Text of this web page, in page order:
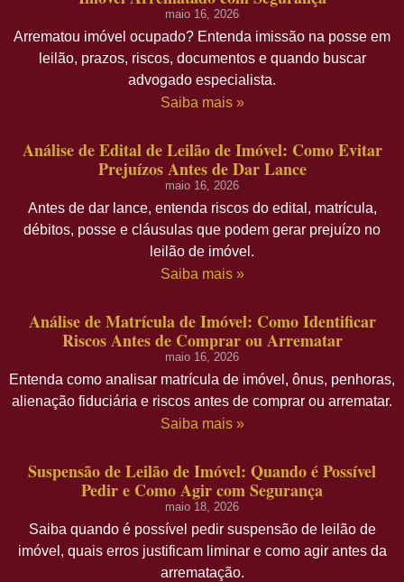
maio 16, 2026
Arrematou imóvel ocupado? Entenda imissão na posse em
leilão, prazos, riscos, documentos e quando buscar
advogado especialista.
Saiba mais »
Análise de Edital de Leilão de Imóvel: Como Evitar
Prejuízos Antes de Dar Lance
maio 16, 2026
Antes de dar lance, entenda riscos do edital, matrícula,
débitos, posse e cláusulas que podem gerar prejuízo no
leilão de imóvel.
Saiba mais »
Análise de Matrícula de Imóvel: Como Identificar
Riscos Antes de Comprar ou Arrematar
maio 16, 2026
Entenda como analisar matrícula de imóvel, ônus, penhoras,
alienação fiduciária e riscos antes de comprar ou arrematar.
Saiba mais »
Suspensão de Leilão de Imóvel: Quando é Possível
Pedir e Como Agir com Segurança
maio 18, 2026
Saiba quando é possível pedir suspensão de leilão de
imóvel, quais erros justificam liminar e como agir antes da
arrematação.